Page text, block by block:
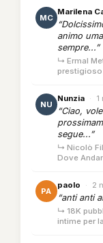
MC
Marilena
animo
sempre...”
↳ Ermal
prestigioso
NU
Nunzia · 1
“Ciao,
segue...”
↳ Nicolò
Dove
PA
paolo · 2
“anti anti
↳ 18K
intime per